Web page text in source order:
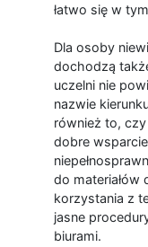
łatwo się w
Dla osoby
dochodzą
uczelni nie
nazwie
również to,
dobre
do
korzystania z
jasne
biurami.